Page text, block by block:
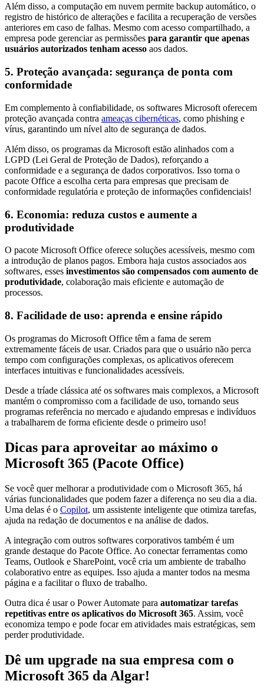
Além disso, a computação em nuvem permite backup automático, o
registro de histórico de alterações e facilita a recuperação de versões
anteriores em caso de falhas. Mesmo com acesso compartilhado, a
empresa pode gerenciar as permissões para garantir que apenas
usuários autorizados tenham acesso aos dados.
5. Proteção avançada: segurança de ponta com
conformidade
Em complemento à confiabilidade, os softwares Microsoft oferecem
proteção avançada contra ameaças cibernéticas, como phishing e
vírus, garantindo um nível alto de segurança de dados.
Além disso, os programas da Microsoft estão alinhados com a
LGPD (Lei Geral de Proteção de Dados), reforçando a
conformidade e a segurança de dados corporativos. Isso torna o
pacote Office a escolha certa para empresas que precisam de
conformidade regulatória e proteção de informações confidenciais!
6. Economia: reduza custos e aumente a
produtividade
O pacote Microsoft Office oferece soluções acessíveis, mesmo com
a introdução de planos pagos. Embora haja custos associados aos
softwares, esses investimentos são compensados com aumento de
produtividade, colaboração mais eficiente e automação de
processos.
8. Facilidade de uso: aprenda e ensine rápido
Os programas do Microsoft Office têm a fama de serem
extremamente fáceis de usar. Criados para que o usuário não perca
tempo com configurações complexas, os aplicativos oferecem
interfaces intuitivas e funcionalidades acessíveis.
Desde a tríade clássica até os softwares mais complexos, a Microsoft
mantém o compromisso com a facilidade de uso, tornando seus
programas referência no mercado e ajudando empresas e indivíduos
a trabalharem de forma eficiente desde o primeiro uso!
Dicas para aproveitar ao máximo o
Microsoft 365 (Pacote Office)
Se você quer melhorar a produtividade com o Microsoft 365, há
várias funcionalidades que podem fazer a diferença no seu dia a dia.
Uma delas é o Copilot, um assistente inteligente que otimiza tarefas,
ajuda na redação de documentos e na análise de dados.
A integração com outros softwares corporativos também é um
grande destaque do Pacote Office. Ao conectar ferramentas como
Teams, Outlook e SharePoint, você cria um ambiente de trabalho
colaborativo entre as equipes. Isso ajuda a manter todos na mesma
página e a facilitar o fluxo de trabalho.
Outra dica é usar o Power Automate para automatizar tarefas
repetitivas entre os aplicativos do Microsoft 365. Assim, você
economiza tempo e pode focar em atividades mais estratégicas, sem
perder produtividade.
Dê um upgrade na sua empresa com o
Microsoft 365 da Algar!